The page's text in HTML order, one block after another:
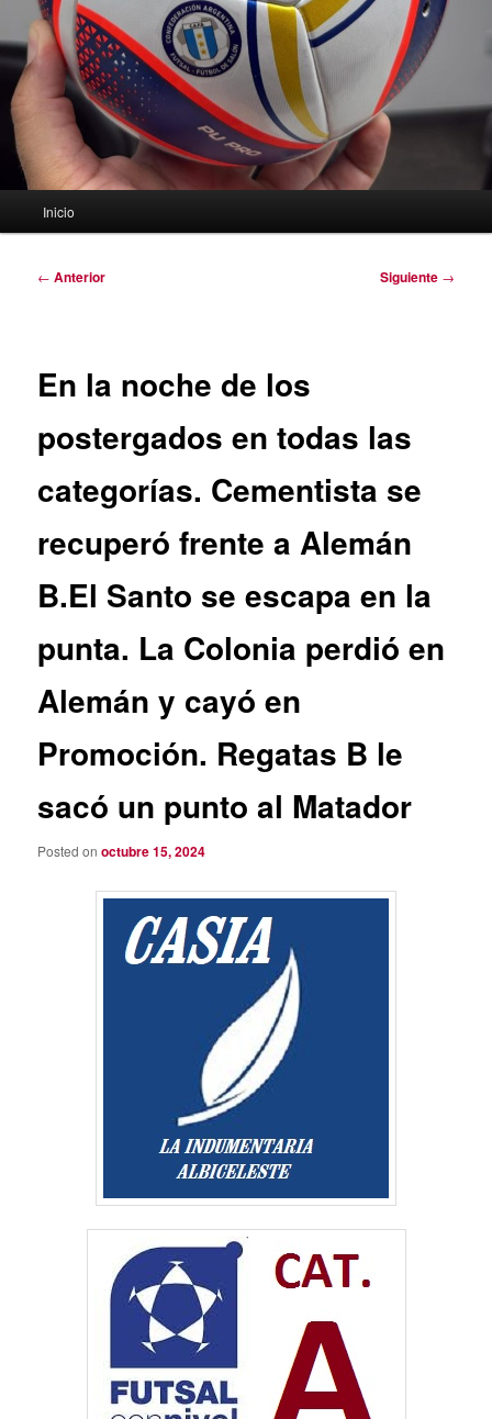
Inicio
Navegación
← Anterior Siguiente →
En la noche de los
postergados en todas las
categorías. Cementista se
recuperó frente a Alemán
B.El Santo se escapa en la
punta. La Colonia perdió en
Alemán y cayó en
Promoción. Regatas B le
sacó un punto al Matador
Posted onoctubre 15, 2024